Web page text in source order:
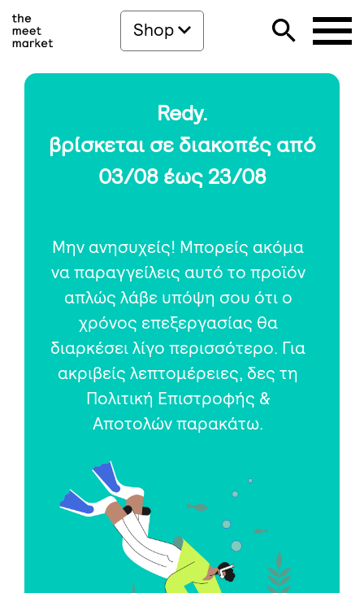
Shop
Redy.
βρίσκεται σε διακοπές από
03/08 έως 23/08
Μην ανησυχείς! Μπορείς ακόμα
να παραγγείλεις αυτό το προϊόν
απλώς λάβε υπόψη σου ότι ο
χρόνος επεξεργασίας θα
διαρκέσει λίγο περισσότερο. Για
ακριβείς λεπτομέρειες, δες τη
Πολιτική Επιστροφής &
Αποτολών παρακάτω.